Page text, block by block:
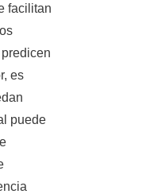
facilitan
es
puede